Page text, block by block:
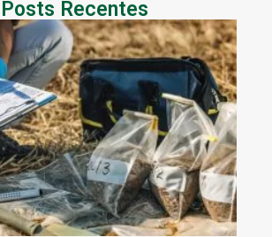
Posts Recentes